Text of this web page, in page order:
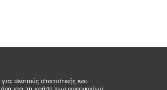
σκοπούς στατιστικής και